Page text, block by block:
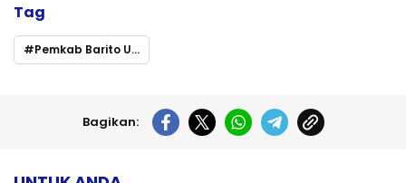
Tag
Pemkab Barito Utara Gelar Lomba Cipta Menu B2SA Dorong Konsumsi Pangan Lokal Sehat
Bagikan: